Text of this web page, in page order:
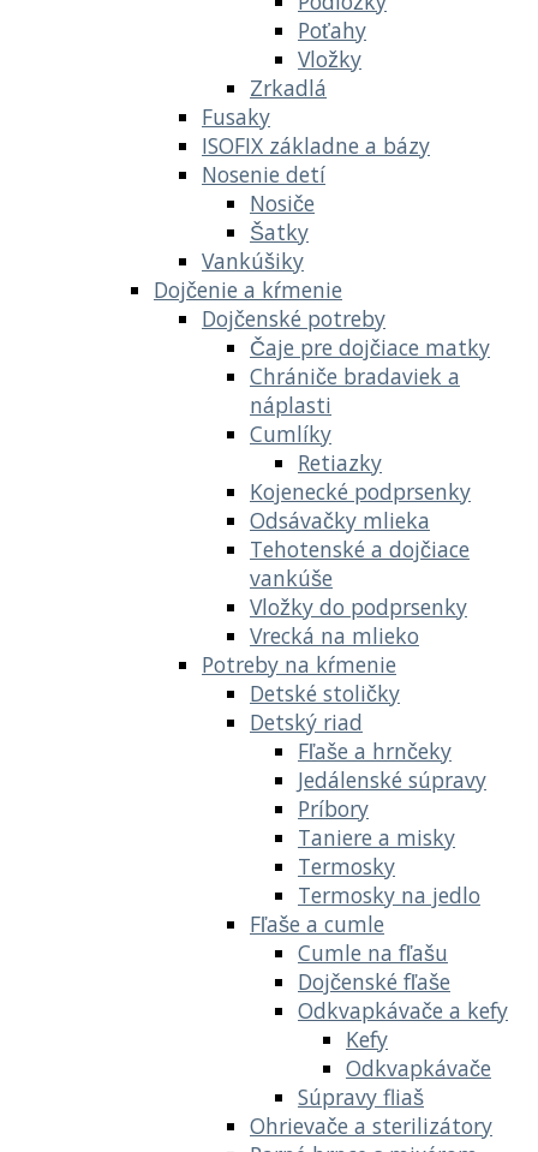
Poťahy
Vložky
Zrkadlá
Fusaky
ISOFIX základne a bázy
Nosenie detí
Nosiče
Šatky
Vankúšiky
Dojčenie a kŕmenie
Dojčenské potreby
Čaje pre dojčiace matky
Chrániče bradaviek a
náplasti
Cumlíky
Retiazky
Kojenecké podprsenky
Odsávačky mlieka
Tehotenské a dojčiace
vankúše
Vložky do podprsenky
Vrecká na mlieko
Potreby na kŕmenie
Detské stoličky
Detský riad
Fľaše a hrnčeky
Jedálenské súpravy
Príbory
Taniere a misky
Termosky
Termosky na jedlo
Fľaše a cumle
Cumle na fľašu
Dojčenské fľaše
Odkvapkávače a kefy
Kefy
Odkvapkávače
Súpravy fliaš
Ohrievače a sterilizátory